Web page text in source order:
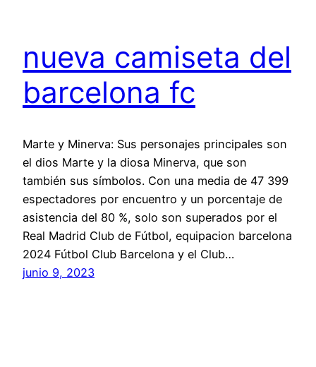
nueva camiseta del
barcelona fc
Marte y Minerva: Sus personajes principales son
el dios Marte y la diosa Minerva, que son
también sus símbolos. Con una media de 47 399
espectadores por encuentro y un porcentaje de
asistencia del 80 %, solo son superados por el
Real Madrid Club de Fútbol, equipacion barcelona
2024 Fútbol Club Barcelona y el Club…
junio 9, 2023